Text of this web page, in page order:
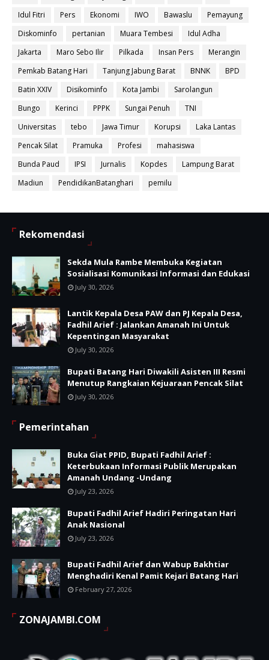
Idul Fitri
Pers Ekonomi IWO Bawaslu
Pemayung
Diskominfo
pertanian Muara Tembesi
Idul Adha
Jakarta
Maro Sebo Ilir Pilkada Insan Pers
Merangin
Pemkab Batang Hari
Tanjung Jabung Barat BNNK
BPD
Batin XXIV
Disikominfo Kota Jambi
Sarolangun
Bungo
Kerinci PPPK Sungai Penuh
TNI
Universitas
tebo Jawa Timur Korupsi
Laka Lantas
Pencak Silat
Pramuka Profesi
mahasiswa
Bunda Paud
IPSI Jurnalis Kopdes
Lampung Barat
Madiun
PendidikanBatanghari pemilu
Rekomendasi
Sekda Mula Rambe Membuka Kegiatan
Sosialisasi Komunikasi Informasi dan Edukasi
July 30, 2026
Lantik Kepala Desa PAW dan PJ Kepala Desa,
Fadhil Arief : Jalankan Amanah Ini Untuk
Kepentingan Masyarakat
July 30, 2026
Bupati Batang Hari Diwakili Asisten III Resmi
Menutup Rangkaian Kejuaraan Pencak Silat
July 30, 2026
Pemerintahan
Buka Giat PPID, Bupati Fadhil Arief :
Keterbukaan Informasi Publik Merupakan
Amanah Undang -Undang
July 23, 2026
Bupati Fadhil Arief Hadiri Peringatan Hari
Anak Nasional
July 23, 2026
Bupati Fadhil Arief dan Wabup Bakhtiar
Menghadiri Kenal Pamit Kejari Batang Hari
February 27, 2026
ZONAJAMBI.COM